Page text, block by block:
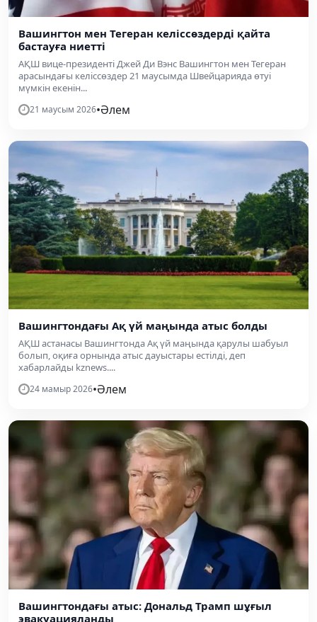
Вашингтон мен Тегеран келіссөздерді қайта
бастауға ниетті
АҚШ вице-президенті Джей Ди Вэнс Вашингтон мен Тегеран
арасындағы келіссөздер 21 маусымда Швейцарияда өтуі
мүмкін екенін...
21 маусым 2026•Әлем
Вашингтондағы Ақ үй маңында атыс болды
АҚШ астанасы Вашингтонда Ақ үй маңында қарулы шабуыл
болып, оқиға орнында атыс дауыстары естілді, деп
хабарлайды kznews....
24 мамыр 2026•Әлем
Вашингтондағы атыс: Дональд Трамп шұғыл
эвакуацияланды